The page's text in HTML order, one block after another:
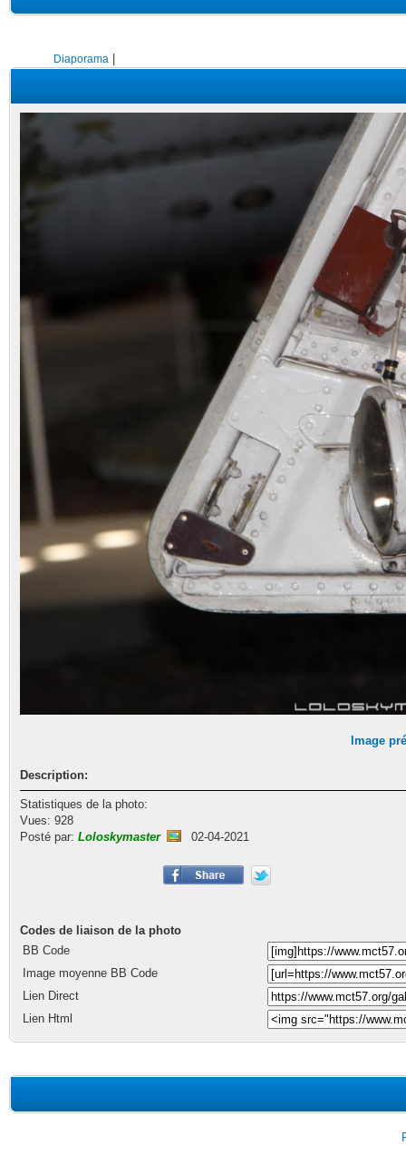
Diaporama|
Image
Description:
Statistiques de la photo:
Vues: 928
Posté par: Loloskymaster 02-04-2021
Codes de liaison de la photo
BB Code
Image moyenne BB Code
Lien Direct
Lien Html